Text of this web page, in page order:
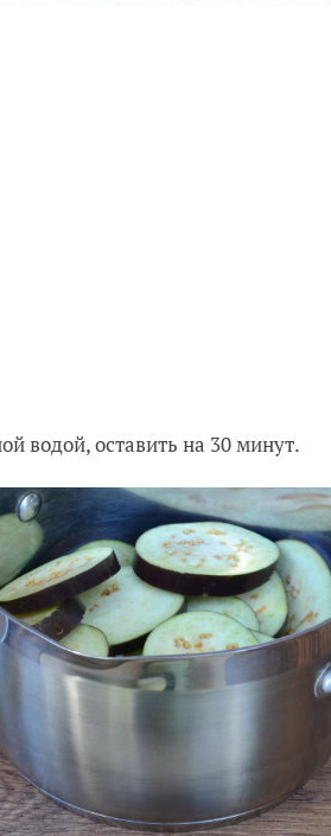
водой, оставить на 30 минут.